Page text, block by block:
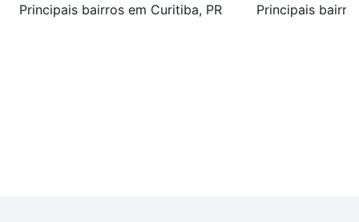
Principais bairros em Curitiba, PR Principais